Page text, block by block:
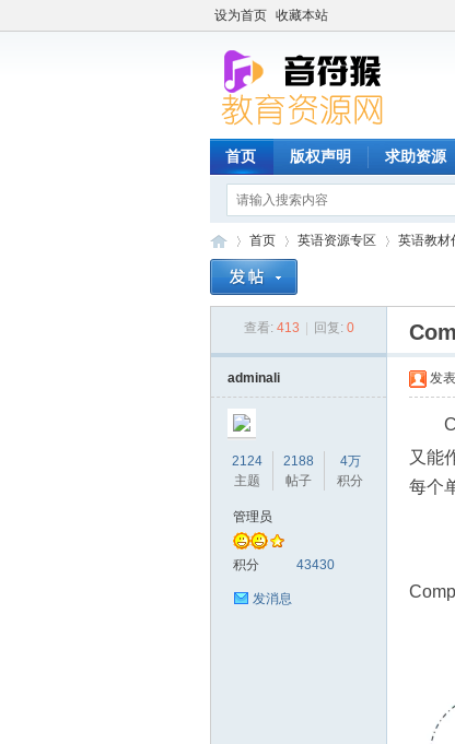
设为首页 收藏本站
首页 版权声明 求助资源
首页
›
英语资源专区 英语教材
查看: 413 回复: 0
adminali
2124
主题
2188
帖子
4万
积分
管理员
积分 43430
发消息
发
又能
每个